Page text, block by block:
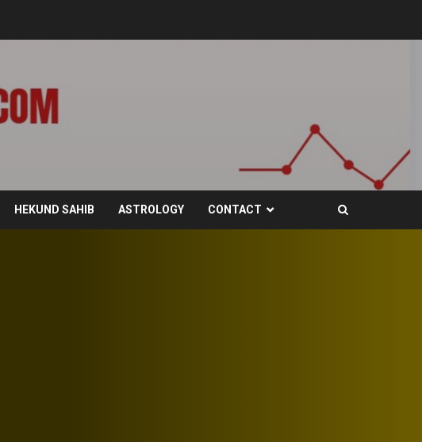
HEKUND SAHIB ASTROLOGY CONTACT